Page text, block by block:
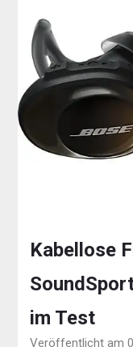
Kabellose
im Test
Veröffentlicht am